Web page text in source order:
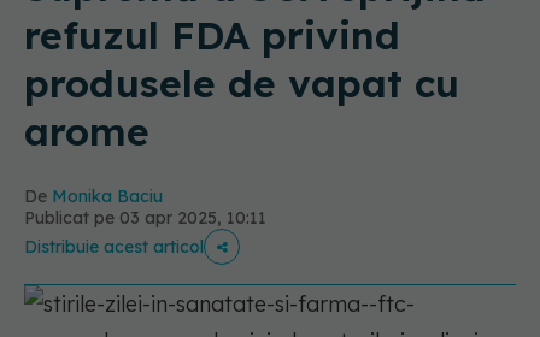
refuzul FDA privind
produsele de vapat cu
arome
De Monika Baciu
Publicat pe 03 apr 2025, 10:11
Distribuie acest articol